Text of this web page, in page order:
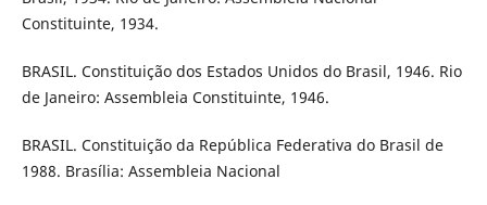
Constituinte, 1934.
BRASIL. Constituição dos Estados Unidos do Brasil, 1946. Rio
de Janeiro: Assembleia Constituinte, 1946.
BRASIL. Constituição da República Federativa do Brasil de
1988. Brasília: Assembleia Nacional